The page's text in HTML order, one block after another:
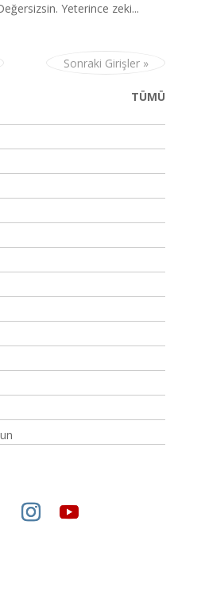
Yeterince zeki...
Sonraki Girişler »
TÜMÜ